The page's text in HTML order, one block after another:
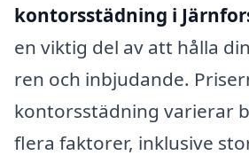
kontorsstädning i
en viktig del av att hålla
ren och inbjudande.
kontorsstädning varierar
flera faktorer, inklusive